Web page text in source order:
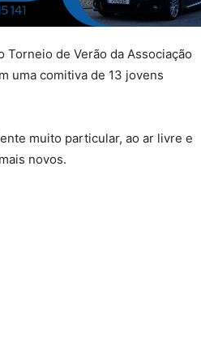
Torneio de Verão da Associação
uma comitiva de 13 jovens
muito particular, ao ar livre e
novos.